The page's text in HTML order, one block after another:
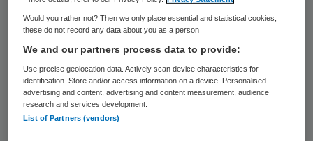
communicatiestromen van grote,
(inter)nationale organisaties met veel lokale
vestigingen.
In deze functie was zij
eindverantwoordelijk voor klantrelaties,
Would you rather not? Then we only place essential and statistical cookies,
these do not record any data about you as a person
We and our partners process data to provide:
Use precise geolocation data. Actively scan device characteristics for
identification. Store and/or access information on a device. Personalised
advertising and content, advertising and content measurement, audience
research and services development.
List of Partners (vendors)